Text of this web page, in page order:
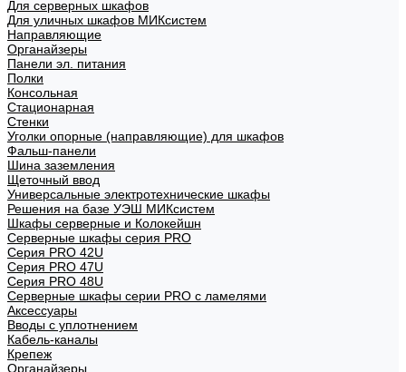
Для серверных шкафов
Для уличных шкафов МИКсистем
Направляющие
Органайзеры
Панели эл. питания
Полки
Консольная
Стационарная
Стенки
Уголки опорные (направляющие) для шкафов
Фальш-панели
Шина заземления
Щеточный ввод
Универсальные электротехнические шкафы
Решения на базе УЭШ МИКсистем
Шкафы серверные и Колокейшн
Серверные шкафы серия PRO
Серия PRO 42U
Серия PRO 47U
Серия PRO 48U
Серверные шкафы серии PRO с ламелями
Аксессуары
Вводы с уплотнением
Кабель-каналы
Крепеж
Органайзеры